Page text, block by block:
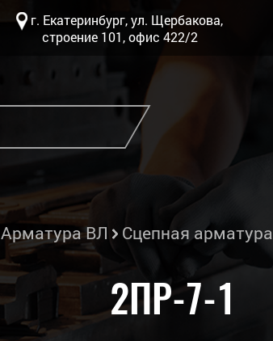
г. Екатеринбург, ул. Щербакова,
строение 101, офис 422/2
Арматура ВЛ Сцепная арматура
2ПР-7-1